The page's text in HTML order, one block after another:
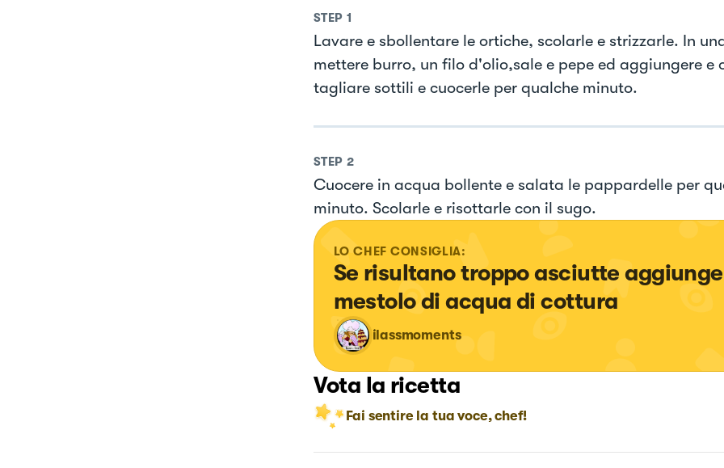
STEP 1
Lavare e sbollentare le ortiche, scolarle e strizzarle. In
mettere burro, un filo d'olio,sale e pepe ed aggiungere e
tagliare sottili e cuocerle per qualche minuto.
STEP 2
Cuocere in acqua bollente e salata le pappardelle per
minuto. Scolarle e risottarle con il sugo.
LO CHEF CONSIGLIA:
Se risultano troppo asciutte
mestolo di acqua di cottura
ilassmoments
Vota la ricetta
Fai sentire la tua voce, chef!